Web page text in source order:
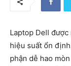
Laptop Dell
hiệu suất ổn
phận dễ hao